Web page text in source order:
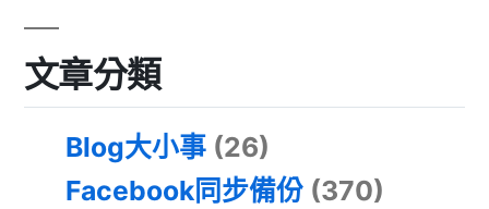
文章分類
Blog大小事 (26)
Facebook同步備份 (370)